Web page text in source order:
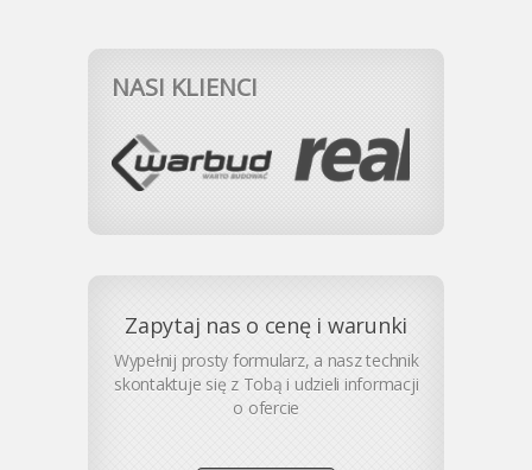
NASI KLIENCI
Zapytaj nas o cenę i warunki
Wypełnij prosty formularz, a nasz technik
skontaktuje się z Tobą i udzieli informacji
o ofercie